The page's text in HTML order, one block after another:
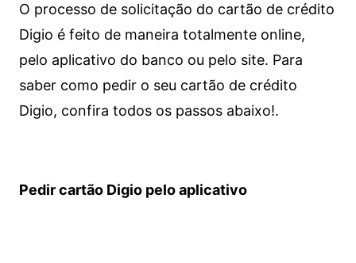
O processo de solicitação do cartão de crédito
Digio é feito de maneira totalmente online,
pelo aplicativo do banco ou pelo site. Para
saber como pedir o seu cartão de crédito
Digio, confira todos os passos abaixo!.
Pedir cartão Digio pelo aplicativo